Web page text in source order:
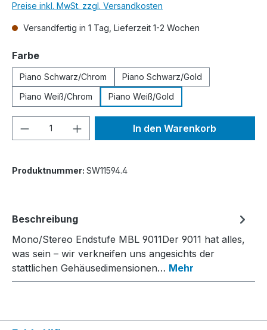
Preise inkl. MwSt. zzgl. Versandkosten
Versandfertig in 1 Tag, Lieferzeit 1-2 Wochen
Farbeauswählen
Piano Schwarz/Chrom
Piano Schwarz/Gold
Piano Weiß/Chrom
Piano Weiß/Gold
Produkt Anzahl: Gib denIn den Warenkorb
Produktnummer: SW11594.4
Beschreibung
Mono/Stereo Endstufe MBL 9011Der 9011 hat alles,
was sein – wir verkneifen uns angesichts der
stattlichen Gehäusedimensionen… Mehr